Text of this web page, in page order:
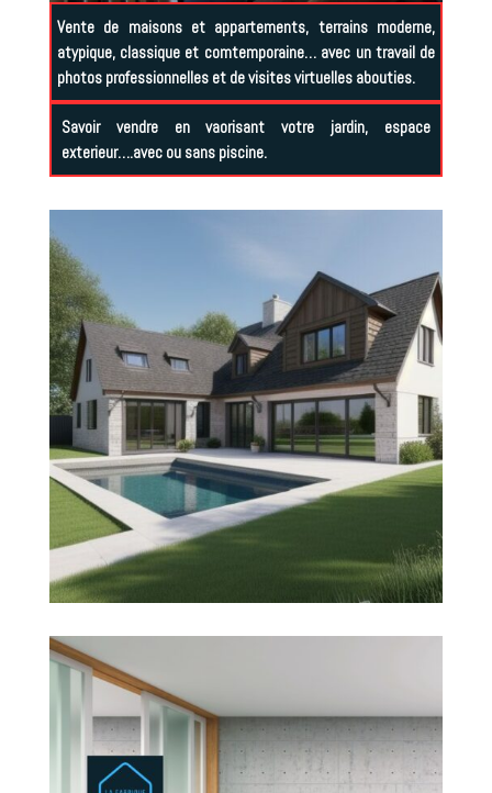
Vente de maisons et appartements, terrains moderne,
atypique, classique et comtemporaine… avec un travail de
photos professionnelles et de visites virtuelles abouties.
Savoir vendre en vaorisant votre jardin, espace
exterieur….avec ou sans piscine.